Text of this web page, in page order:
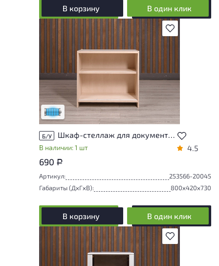
В корзину В один клик
В избранное
Состояние товара приближено к новому,
могут присутствовать незначительные
следы эксплуатации
Низкая степень износа
Б/У Шкаф-стеллаж для документов ДСП Дуб Россия
В наличии: 1 шт 4.5
690 Р
Артикул:
253566-20045
Габариты (ДxГxВ):
800x420x730
В корзину В один клик
В избранное